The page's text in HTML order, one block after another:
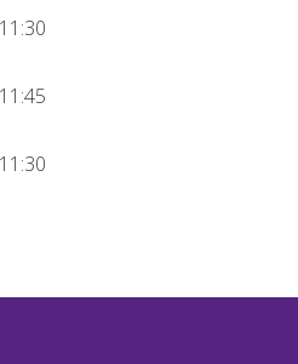
11:30
11:45
11:30